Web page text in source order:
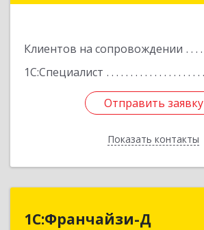
Клиентов на сопровождении
1С:Специалист
Отправить заявку
Показать контакты
Отправить заявку
Назад
1С:Франчайзи-Д